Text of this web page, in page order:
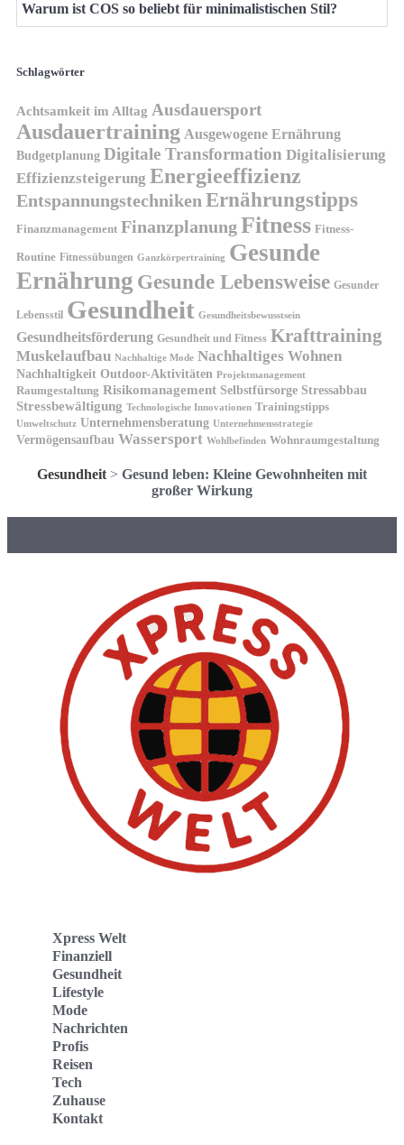
Warum ist COS so beliebt für minimalistischen Stil?
Schlagwörter
Achtsamkeit im Alltag Ausdauersport
Ausdauertraining Ausgewogene Ernährung
Budgetplanung Digitale Transformation Digitalisierung
Effizienzsteigerung Energieeffizienz
Entspannungstechniken Ernährungstipps
Finanzmanagement Finanzplanung Fitness Fitness-
Routine Fitnessübungen Ganzkörpertraining Gesunde
Ernährung Gesunde Lebensweise Gesunder
Lebensstil Gesundheit Gesundheitsbewusstsein
Gesundheitsförderung Gesundheit und Fitness Krafttraining
Muskelaufbau Nachhaltige Mode Nachhaltiges Wohnen
Nachhaltigkeit Outdoor-Aktivitäten Projektmanagement
Raumgestaltung Risikomanagement Selbstfürsorge Stressabbau
Stressbewältigung Technologische Innovationen Trainingstipps
Umweltschutz Unternehmensberatung Unternehmensstrategie
Vermögensaufbau Wassersport Wohlbefinden Wohnraumgestaltung
Gesundheit > Gesund leben: Kleine Gewohnheiten mit
großer Wirkung
Xpress Welt
Finanziell
Gesundheit
Lifestyle
Mode
Nachrichten
Profis
Reisen
Tech
Zuhause
Kontakt